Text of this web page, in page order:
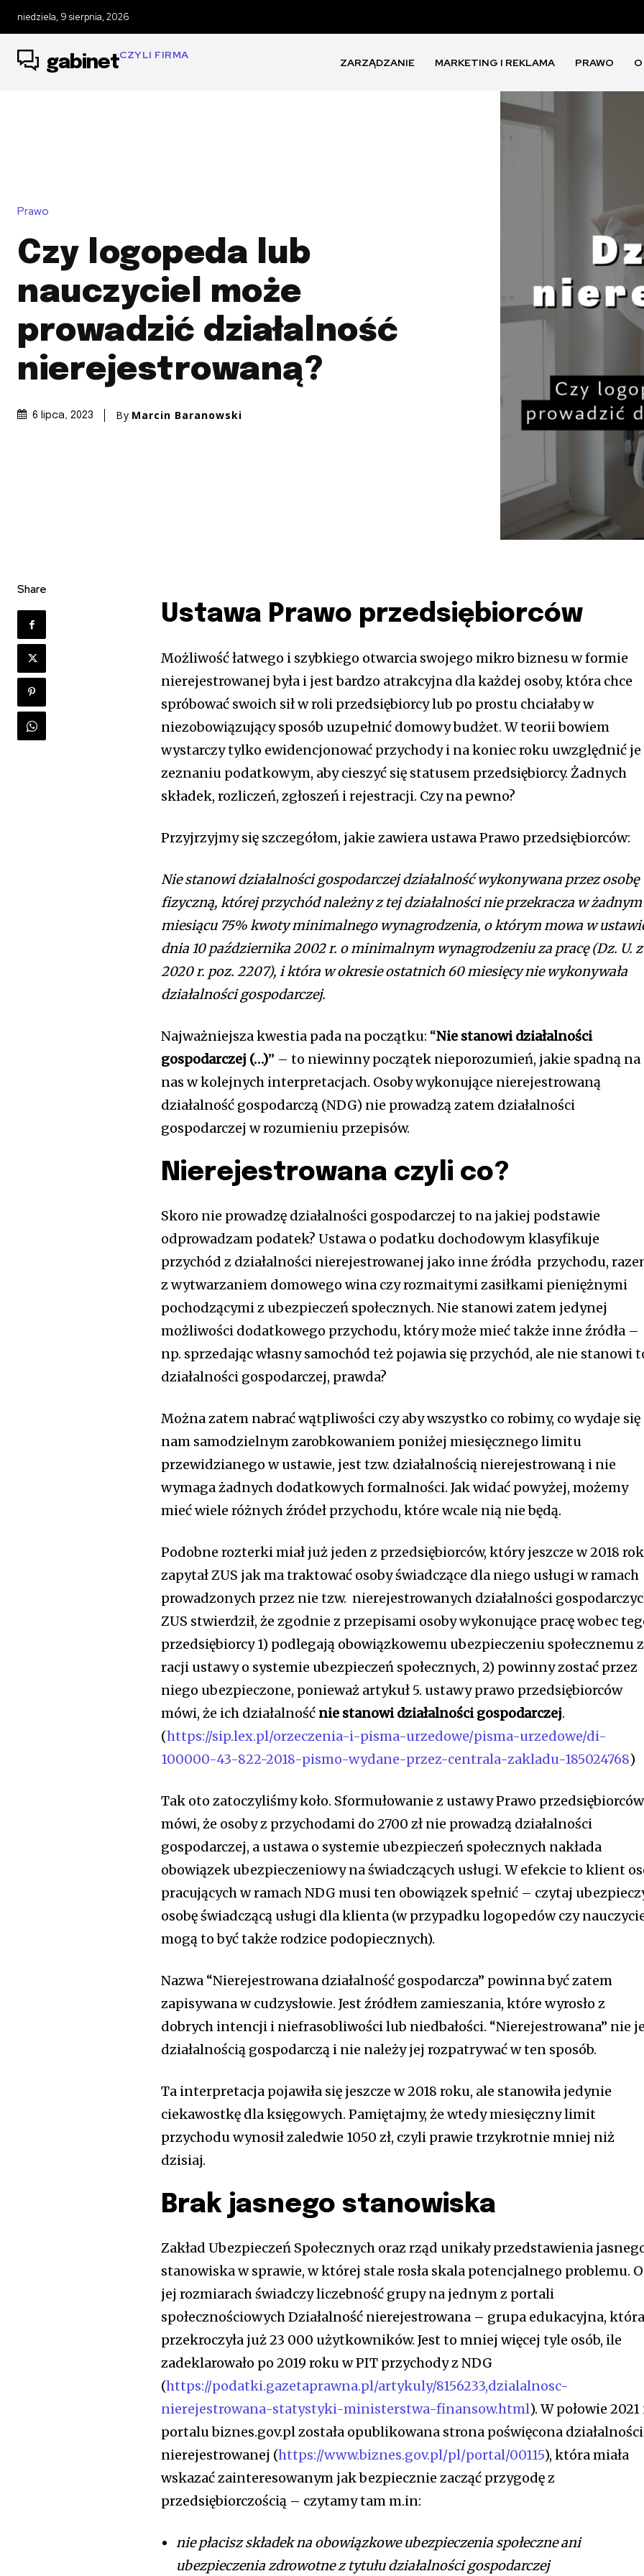
Zostań członkiem najlepiej
poinformowanej
społeczności
Zapisz się do newslettera, aby otrzymywać bieżące informacje na
temat nowych artykułów.
Zapoznałem
prywatności
niedziela, 9 sierpnia, 2026
gabinetCZYLI FIRMA
ZARZĄDZANIE MARKETING I REKLAMA PRAWO
Prawo
Czy logopeda lub
nauczyciel może
prowadzić działalność
nierejestrowaną?
6 lipca, 2023 By Marcin Baranowski
Share
Ustawa Prawo przedsiębiorców
Możliwość łatwego i szybkiego otwarcia swojego mikro biznesu w formie
nierejestrowanej była i jest bardzo atrakcyjna dla każdej osoby, która chce
spróbować swoich sił w roli przedsiębiorcy lub po prostu chciałaby w
niezobowiązujący sposób uzupełnić domowy budżet. W teorii bowiem
wystarczy tylko ewidencjonować przychody i na koniec roku uwzględnić je
zeznaniu podatkowym, aby cieszyć się statusem przedsiębiorcy. Żadnych
składek, rozliczeń, zgłoszeń i rejestracji. Czy na pewno?
Przyjrzyjmy się szczegółom, jakie zawiera ustawa Prawo przedsiębiorców:
Nie stanowi działalności gospodarczej działalność wykonywana przez osobę
fizyczną, której przychód należny z tej działalności nie przekracza w żadnym
miesiącu 75% kwoty minimalnego wynagrodzenia, o którym mowa w
dnia 10 października 2002 r. o minimalnym wynagrodzeniu za pracę (Dz. U. z
2020 r. poz. 2207), i która w okresie ostatnich 60 miesięcy nie wykonywała
działalności gospodarczej.
Najważniejsza kwestia pada na początku: “Nie stanowi działalności
gospodarczej (…)” – to niewinny początek nieporozumień, jakie spadną na
nas w kolejnych interpretacjach. Osoby wykonujące nierejestrowaną
działalność gospodarczą (NDG) nie prowadzą zatem działalności
gospodarczej w rozumieniu przepisów.
Nierejestrowana czyli co?
Skoro nie prowadzę działalności gospodarczej to na jakiej podstawie
odprowadzam podatek? Ustawa o podatku dochodowym klasyfikuje
przychód z działalności nierejestrowanej jako inne źródła przychodu,
z wytwarzaniem domowego wina czy rozmaitymi zasiłkami pieniężnymi
pochodzącymi z ubezpieczeń społecznych. Nie stanowi zatem jedynej
możliwości dodatkowego przychodu, który może mieć także inne źródła –
np. sprzedając własny samochód też pojawia się przychód, ale nie stanowi
działalności gospodarczej, prawda?
Można zatem nabrać wątpliwości czy aby wszystko co robimy, co wydaje się
nam samodzielnym zarobkowaniem poniżej miesięcznego limitu
przewidzianego w ustawie, jest tzw. działalnością nierejestrowaną i nie
wymaga żadnych dodatkowych formalności. Jak widać powyżej, możemy
mieć wiele różnych źródeł przychodu, które wcale nią nie będą.
Podobne rozterki miał już jeden z przedsiębiorców, który jeszcze w 2018
zapytał ZUS jak ma traktować osoby świadczące dla niego usługi w ramach
prowadzonych przez nie tzw. nierejestrowanych działalności
ZUS stwierdził, że zgodnie z przepisami osoby wykonujące pracę wobec
przedsiębiorcy 1) podlegają obowiązkowemu ubezpieczeniu społecznemu z
racji ustawy o systemie ubezpieczeń społecznych, 2) powinny zostać przez
niego ubezpieczone, ponieważ artykuł 5. ustawy prawo przedsiębiorców
mówi, że ich działalność nie stanowi działalności gospodarczej.
(https://sip.lex.pl/orzeczenia-i-pisma-urzedowe/pisma-urzedowe/di-
100000-43-822-2018-pismo-wydane-przez-centrala-zakladu-185024768)
Tak oto zatoczyliśmy koło. Sformułowanie z ustawy Prawo przedsiębiorców
mówi, że osoby z przychodami do 2700 zł nie prowadzą działalności
gospodarczej, a ustawa o systemie ubezpieczeń społecznych nakłada
obowiązek ubezpieczeniowy na świadczących usługi. W efekcie to klient
pracujących w ramach NDG musi ten obowiązek spełnić – czytaj
osobę świadczącą usługi dla klienta (w przypadku logopedów czy
mogą to być także rodzice podopiecznych).
Nazwa “Nierejestrowana działalność gospodarcza” powinna być zatem
zapisywana w cudzysłowie. Jest źródłem zamieszania, które wyrosło z
dobrych intencji i niefrasobliwości lub niedbałości. “Nierejestrowana” nie
działalnością gospodarczą i nie należy jej rozpatrywać w ten sposób.
Ta interpretacja pojawiła się jeszcze w 2018 roku, ale stanowiła jedynie
ciekawostkę dla księgowych. Pamiętajmy, że wtedy miesięczny limit
przychodu wynosił zaledwie 1050 zł, czyli prawie trzykrotnie mniej niż
dzisiaj.
Brak jasnego stanowiska
Zakład Ubezpieczeń Społecznych oraz rząd unikały przedstawienia
stanowiska w sprawie, w której stale rosła skala potencjalnego problemu. O
jej rozmiarach świadczy liczebność grupy na jednym z portali
społecznościowych Działalność nierejestrowana – grupa edukacyjna, która
przekroczyła już 23 000 użytkowników. Jest to mniej więcej tyle osób, ile
zadeklarowało po 2019 roku w PIT przychody z NDG
(https://podatki.gazetaprawna.pl/artykuly/8156233,dzialalnosc-
nierejestrowana-statystyki-ministerstwa-finansow.html). W połowie 2021
portalu biznes.gov.pl została opublikowana strona poświęcona działalności
nierejestrowanej (https://www.biznes.gov.pl/pl/portal/00115), która miała
wskazać zainteresowanym jak bezpiecznie zacząć przygodę z
przedsiębiorczością – czytamy tam m.in:
nie płacisz składek na obowiązkowe ubezpieczenia społeczne ani
ubezpieczenia zdrowotne z tytułu działalności gospodarczej